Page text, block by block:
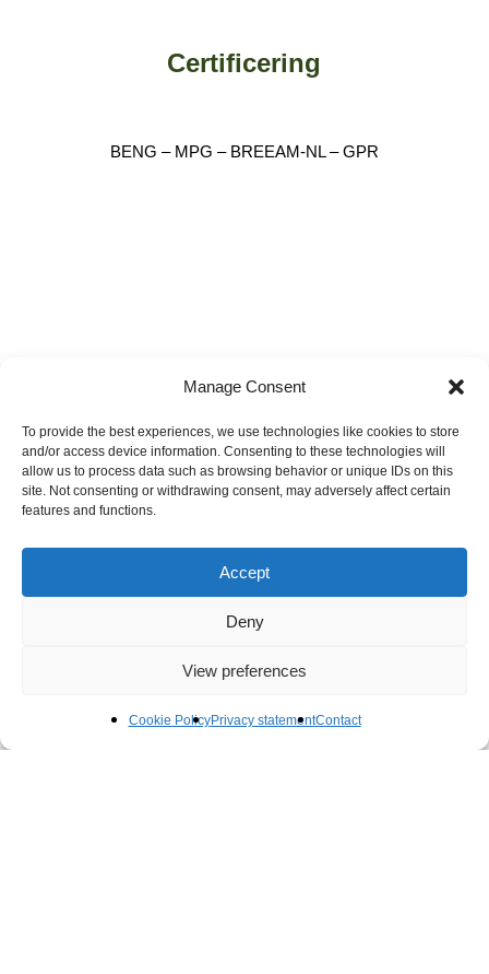
Manage Consent
To provide the best experiences, we use technologies like cookies to store
and/or access device information. Consenting to these technologies will
allow us to process data such as browsing behavior or unique IDs on this
site. Not consenting or withdrawing consent, may adversely affect certain
features and functions.
Accept
Deny
View preferences
Cookie PolicyPrivacy statementContact
Certificering
BENG – MPG – BREEAM-NL – GPR